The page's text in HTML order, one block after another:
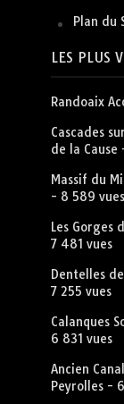
Plan du
LES PLUS
Randoaix
Cascades
de la Cause
Massif du
- 8 589 vues
Les Gorges
7 481 vues
Dentelles
7 255 vues
Calanques
6 831 vues
Ancien
Peyrolles- 6